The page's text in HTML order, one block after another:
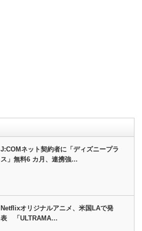
J:COMネット契約者に「ディズニープラ
ス」無料6 カ月、連携強…
Netflixオリジナルアニメ、米国LAで発
表 「ULTRAMA…